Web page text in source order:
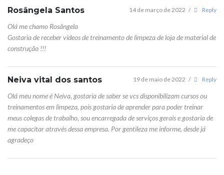
Rosângela Santos 14 de março de 2022 / Reply
Olá me chamo Rosângela
Gostaria de receber vídeos de treinamento de limpeza de loja de material de
construção !!!
Neiva vital dos santos 19 de maio de 2022 / Reply
Olá meu nome é Neiva, gostaria de saber se vcs disponibilizam cursos ou
treinamentos em limpeza, pois gostaria de aprender para poder treinar
meus colegas de trabalho, sou encarregada de serviços gerais e gostaria de
me capacitar através dessa empresa. Por gentileza me informe, desde já
agradeço